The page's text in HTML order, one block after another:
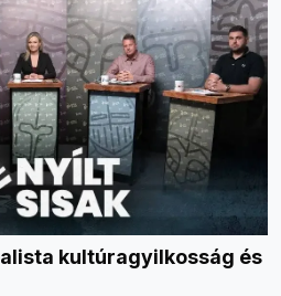
kultúragyilkosság és